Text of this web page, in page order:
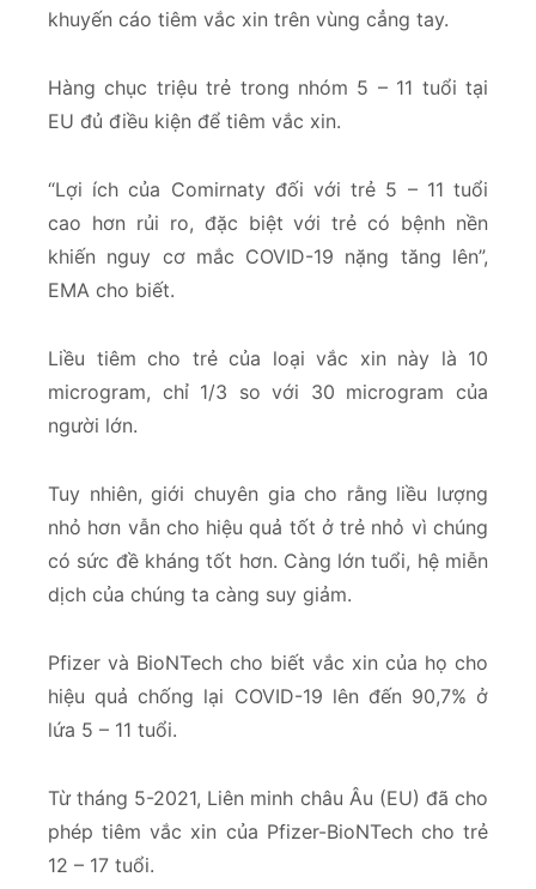
khuyến cáo tiêm vắc xin trên vùng cẳng tay.
Hàng chục triệu trẻ trong nhóm 5 – 11 tuổi tại
EU đủ điều kiện để tiêm vắc xin.
“Lợi ích của Comirnaty đối với trẻ 5 – 11 tuổi
cao hơn rủi ro, đặc biệt với trẻ có bệnh nền
khiến nguy cơ mắc COVID-19 nặng tăng lên”,
EMA cho biết.
Liều tiêm cho trẻ của loại vắc xin này là 10
microgram, chỉ 1/3 so với 30 microgram của
người lớn.
Tuy nhiên, giới chuyên gia cho rằng liều lượng
nhỏ hơn vẫn cho hiệu quả tốt ở trẻ nhỏ vì chúng
có sức đề kháng tốt hơn. Càng lớn tuổi, hệ miễn
dịch của chúng ta càng suy giảm.
Pfizer và BioNTech cho biết vắc xin của họ cho
hiệu quả chống lại COVID-19 lên đến 90,7% ở
lứa 5 – 11 tuổi.
Từ tháng 5-2021, Liên minh châu Âu (EU) đã cho
phép tiêm vắc xin của Pfizer-BioNTech cho trẻ
12 – 17 tuổi.